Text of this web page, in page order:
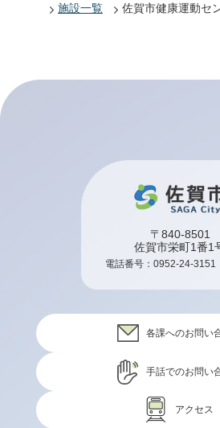
施設一覧
佐賀市健康運動セ
〒840-8501
佐賀市栄町1番1
電話番号： 0952-24-3151
各課へのお問い
手話でのお問い
アクセス